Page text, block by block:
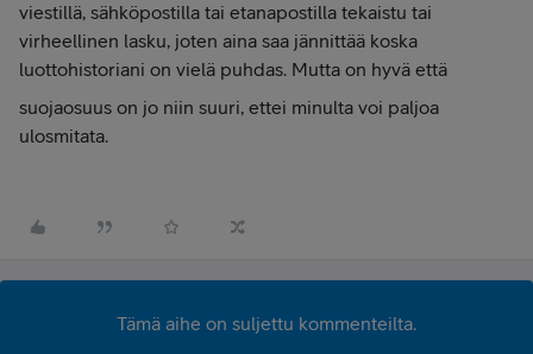
viestillä, sähköpostilla tai etanapostilla tekaistu tai
virheellinen lasku, joten aina saa jännittää koska
luottohistoriani on vielä puhdas. Mutta on hyvä että
suojaosuus on jo niin suuri, ettei minulta voi paljoa
ulosmitata.
Tämä aihe on suljettu kommenteilta.